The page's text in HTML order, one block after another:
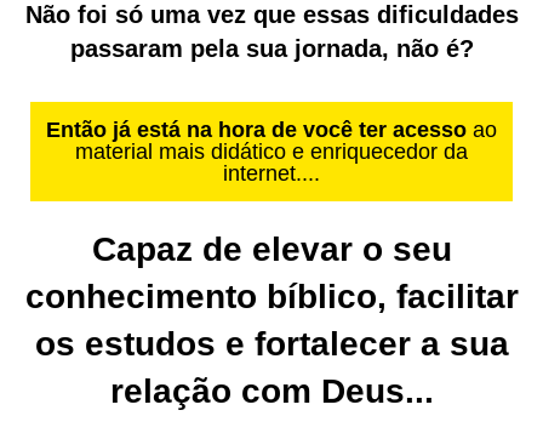
Não foi só uma vez que essas dificuldades
passaram pela sua jornada, não é?
Então já está na hora de você ter acesso ao
material mais didático e enriquecedor da
internet....
Capaz de elevar o seu
conhecimento bíblico, facilitar
os estudos e fortalecer a sua
relação com Deus...